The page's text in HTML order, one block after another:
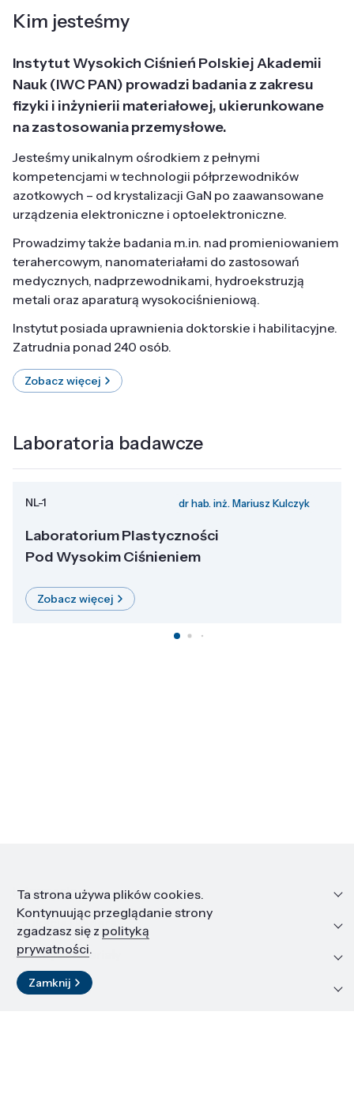
Kim jesteśmy
Instytut Wysokich Ciśnień Polskiej Akademii
Nauk (IWC PAN) prowadzi badania z zakresu
fizyki i inżynierii materiałowej, ukierunkowane
na zastosowania przemysłowe.
Jesteśmy unikalnym ośrodkiem z pełnymi
kompetencjami w technologii półprzewodników
azotkowych – od krystalizacji GaN po zaawansowane
urządzenia elektroniczne i optoelektroniczne.
Prowadzimy także badania m.in. nad promieniowaniem
terahercowym, nanomateriałami do zastosowań
medycznych, nadprzewodnikami, hydroekstruzją
metali oraz aparaturą wysokociśnieniową.
Instytut posiada uprawnienia doktorskie i habilitacyjne.
Zatrudnia ponad 240 osób.
Zobacz więcej
Laboratoria badawcze
NL-1 dr hab. inż. Mariusz Kulczyk
Laboratorium Plastyczności
Pod Wysokim Ciśnieniem
Zobacz więcej
Informacje
Edukacja i kariera
Zasoby i materiały
Kontakt
Ta strona używa plików cookies.
Kontynuując przeglądanie strony
zgadzasz się z polityką
prywatności.
Zamknij